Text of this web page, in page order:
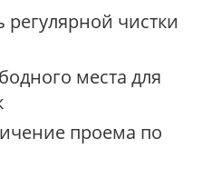
чистки
места для
проема по